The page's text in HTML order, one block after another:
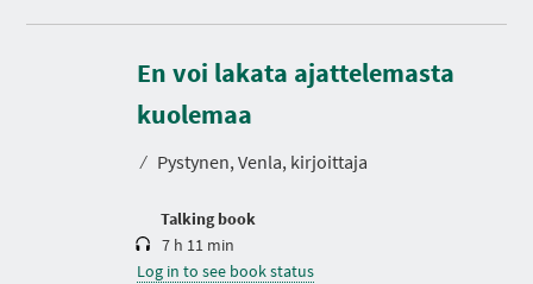
En voi lakata ajattelemasta
kuolemaa
⁄ Pystynen, Venla, kirjoittaja
Talking book
D
u
r
a
i
7 h 11 min
Log in to see book status